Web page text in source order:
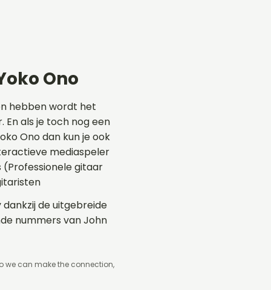
Ono
hebben wordt het
En als je toch nog een
Ono dan kun je ook
mediaspeler
gitaar
dankzij de uitgebreide
nummers van John
we can make the connection,